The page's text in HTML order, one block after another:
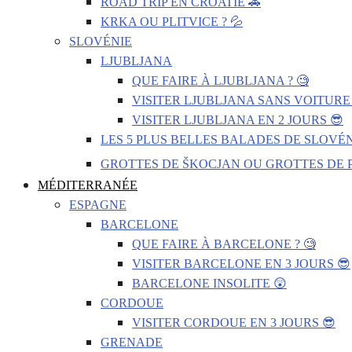
KRKA OU PLITVICE ? 💦
SLOVÉNIE
LJUBLJANA
QUE FAIRE À LJUBLJANA ? 🧐
VISITER LJUBLJANA SANS VOITURE
VISITER LJUBLJANA EN 2 JOURS 😎
LES 5 PLUS BELLES BALADES DE
GROTTES DE ŠKOCJAN OU GROTTES DE
MÉDITERRANÉE
ESPAGNE
BARCELONE
QUE FAIRE À BARCELONE ? 🧐
VISITER BARCELONE EN 3 JOURS 😎
BARCELONE INSOLITE 😲
CORDOUE
VISITER CORDOUE EN 3 JOURS 😎
GRENADE